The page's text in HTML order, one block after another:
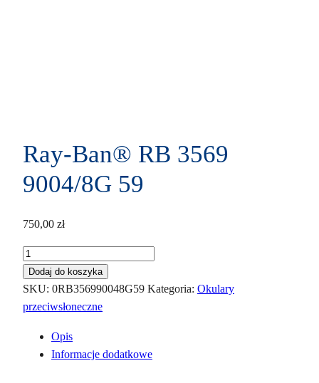
Ray-Ban® RB 3569
9004/8G 59
750,00 zł
ilość
Ray-
Ban®
RB
9004/8G
Dodaj do koszyka
SKU: 0RB356990048G59 Kategoria: Okulary
przeciwsłoneczne
Opis
Informacje dodatkowe